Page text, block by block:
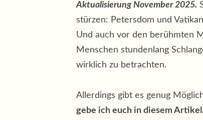
Aktualisierung November 2025.
stürzen: Petersdom und
Und auch vor den berühmten
Menschen stundenlang
wirklich zu betrachten.
Allerdings gibt es genug
gebe ich euch in diesem